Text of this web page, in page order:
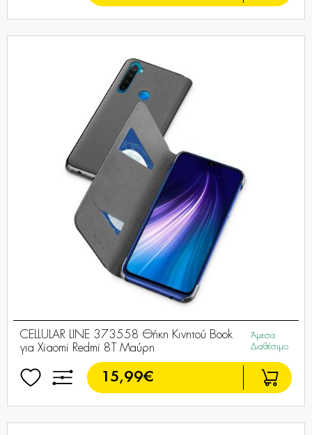
CELLULAR LINE 373558 Θήκη Κινητού Book
για Xiaomi Redmi 8T Μαύρη
Άμεσα
Διαθέσιμο
15,99€